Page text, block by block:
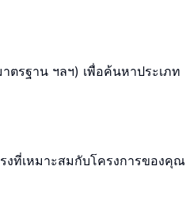
ตรฐาน ฯลฯ) เพื่อค้นหาประเภท
งที่เหมาะสมกับโครงการของคุณ